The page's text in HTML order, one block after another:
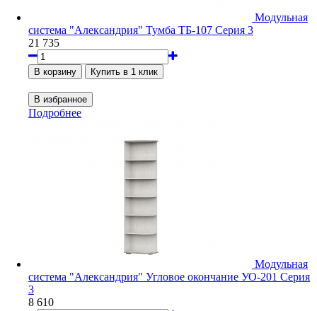
Модульная
система "Александрия" Тумба ТБ-107 Серия 3
21 735
Подробнее
Модульная
система "Александрия" Угловое окончание УО-201 Серия
3
8 610